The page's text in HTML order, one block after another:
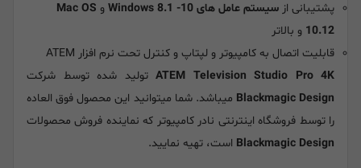
پشتیبانی از سیستم عامل های Windows 8.1 -10 و Mac OS
10.12 و بالاتر
قابلیت اتصال به کامپیوتر و لپتاپ و کنترل تحت نرم افزار ATEM
ATEM Television Studio Pro 4K تولید شده توسط شرکت
Blackmagic Design میباشد. شما میتوانید این محصول فوق العاده
را توسط فروشگاه اینترنتی نادر کامپیوتر که نماینده فروش محصولات
Blackmagic Design است، تهیه نمایید.